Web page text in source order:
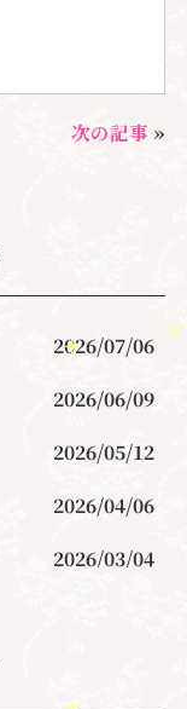
次の記事 »
2026/07/06
2026/06/09
2026/05/12
2026/04/06
2026/03/04